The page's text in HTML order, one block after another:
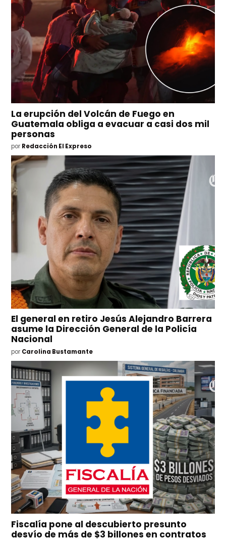
La erupción del Volcán de Fuego en
Guatemala obliga a evacuar a casi dos mil
personas
por Redacción El Expreso
El general en retiro Jesús Alejandro Barrera
asume la Dirección General de la Policía
Nacional
por Carolina Bustamante
Fiscalía pone al descubierto presunto
desvío de más de $3 billones en contratos